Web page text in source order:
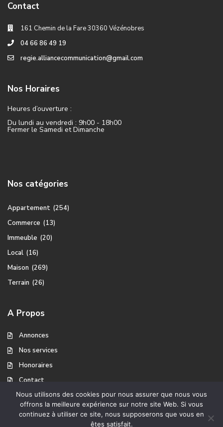
Contact
161 Chemin de la Fare 30360 Vézénobres
04 66 86 49 19
regie.alliancecommunication@gmail.com
Nos Horaires
Heures d’ouverture :
Du lundi au vendredi : 9h00 - 18h00
Fermer le Samedi et Dimanche
Nos catégories
Appartement (254)
Commerce (13)
Immeuble (20)
Local (16)
Maison (269)
Terrain (26)
A Propos
Annonces
Nos services
Honoraires
Contact
Copyright Ventes Immobilier
A propos Mentions légales
Nous utilisons des cookies pour nous assurer que nous vous
offrons la meilleure expérience sur notre site Web. Si vous
continuez à utiliser ce site, nous supposerons que vous en
êtes satisfait.